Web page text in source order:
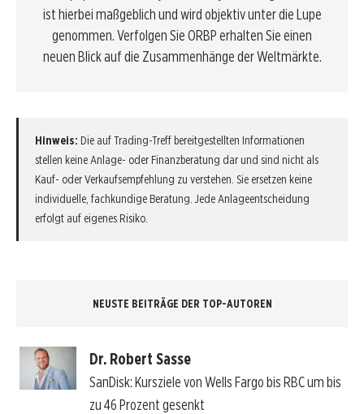
ist hierbei maßgeblich und wird objektiv unter die Lupe
genommen. Verfolgen Sie ORBP erhalten Sie einen
neuen Blick auf die Zusammenhänge der Weltmärkte.
Hinweis: Die auf Trading-Treff bereitgestellten Informationen
stellen keine Anlage- oder Finanzberatung dar und sind nicht als
Kauf- oder Verkaufsempfehlung zu verstehen. Sie ersetzen keine
individuelle, fachkundige Beratung. Jede Anlageentscheidung
erfolgt auf eigenes Risiko.
NEUSTE BEITRÄGE DER TOP-AUTOREN
Dr. Robert Sasse
SanDisk: Kursziele von Wells Fargo bis RBC um bis
zu 46 Prozent gesenkt